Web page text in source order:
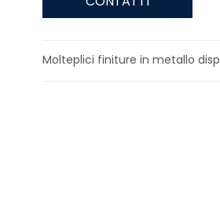
Molteplici finiture in metallo